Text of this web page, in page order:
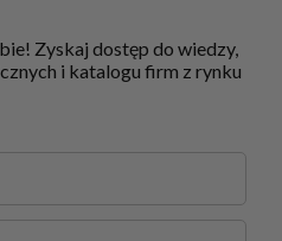
Zyskaj dostęp do wiedzy,
i katalogu firm z rynku